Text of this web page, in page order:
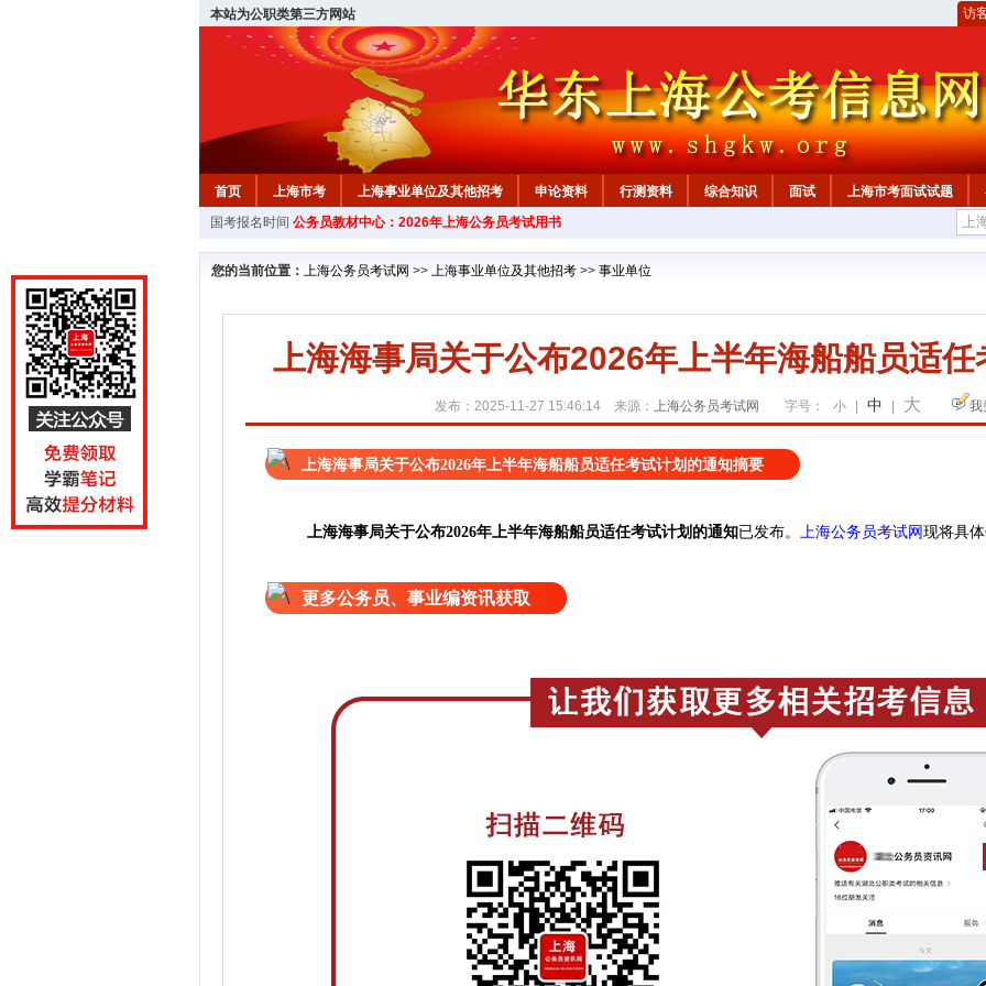
本站为公职类第三方网站 访
首页 上海市考 上海事业单位及其他招考 申论资料 行测资料 综合知识 面试 上海市考面试试题
国考报名时间 公务员教材中心：2026年上海公务员考试用书
您的当前位置： 上海公务员考试网 >> 上海事业单位及其他招考 >> 事业单位
上海海事局关于公布2026年上半年海船船员适
发布：2025-11-27 15:46:14 来源： 上海公务员考试网 字号： 小 中 大 我
上海海事局关于公布2026年上半年海船船员适任考试计划的通知摘要
上海海事局关于公布2026年上半年海船船员适任考试计划的通知已发布。 上海公务员考试网 现将具
更多公务员、事业编资讯获取